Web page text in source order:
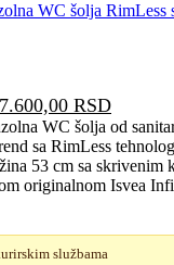
WC šolja RimLess
RSD.
RSDTrenutna
cena
je:
WC šolja od
sa RimLess
53 cm sa skrivenim
originalnom Isvea
službama